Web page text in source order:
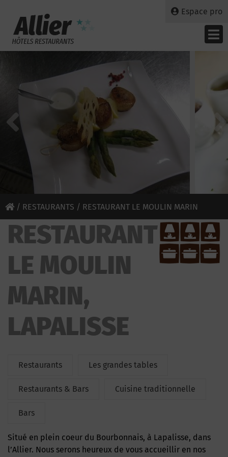
Espace pro
/ RESTAURANTS / RESTAURANT LE MOULIN MARIN
RESTAURANT
LE MOULIN
MARIN,
LAPALISSE
Restaurants Les grandes tables
Restaurants & Bars Cuisine traditionnelle
Bars
Situé en plein coeur du Bourbonnais, à Lapalisse, dans
l’Allier. Nous serons heureux de vous accueillir en nos